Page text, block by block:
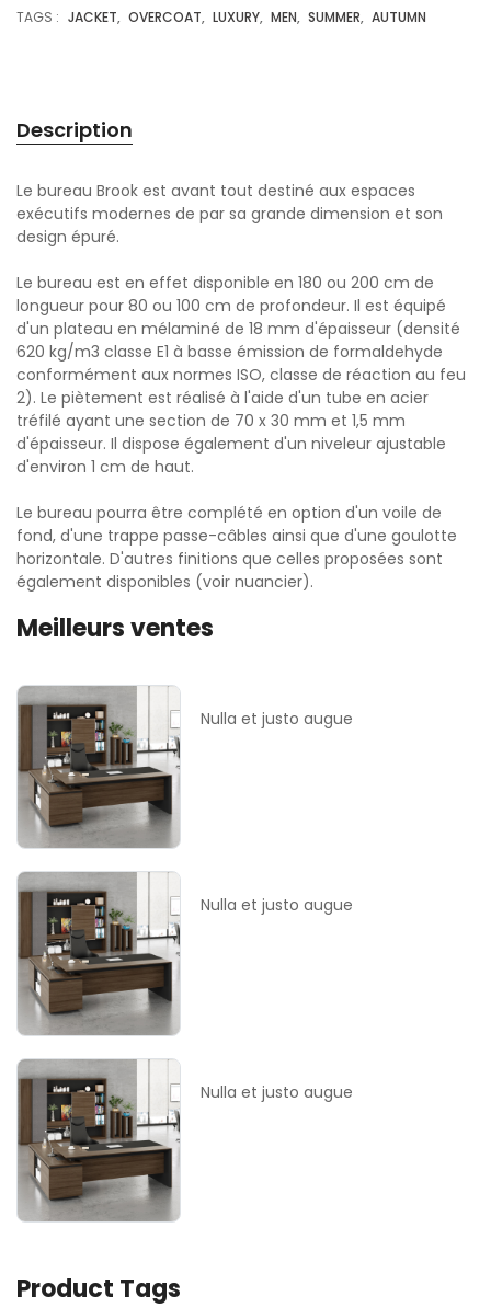
TAGS : JACKET, OVERCOAT, LUXURY, MEN, SUMMER, AUTUMN
Description
Le bureau Brook est avant tout destiné aux espaces
exécutifs modernes de par sa grande dimension et son
design épuré.
Le bureau est en effet disponible en 180 ou 200 cm de
longueur pour 80 ou 100 cm de profondeur. Il est équipé
d'un plateau en mélaminé de 18 mm d'épaisseur (densité
620 kg/m3 classe E1 à basse émission de formaldehyde
conformément aux normes ISO, classe de réaction au feu
2). Le piètement est réalisé à l'aide d'un tube en acier
tréfilé ayant une section de 70 x 30 mm et 1,5 mm
d'épaisseur. Il dispose également d'un niveleur ajustable
d'environ 1 cm de haut.
Le bureau pourra être complété en option d'un voile de
fond, d'une trappe passe-câbles ainsi que d'une goulotte
horizontale. D'autres finitions que celles proposées sont
également disponibles (voir nuancier).
Meilleurs ventes
Nulla et justo augue
Nulla et justo augue
Nulla et justo augue
Product Tags